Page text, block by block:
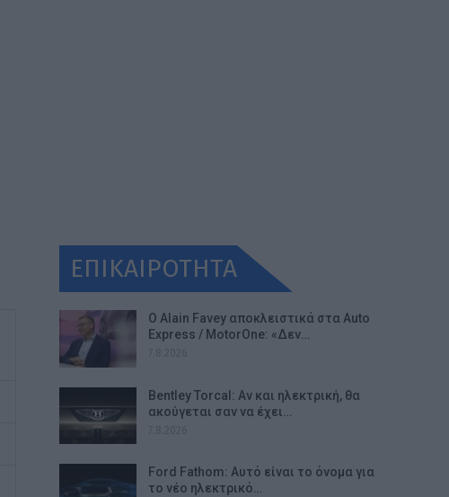
ΕΠΙΚΑΙΡΟΤΗΤΑ
Ο Alain Favey αποκλειστικά στα Auto
Express / MotorOne: «Δεν…
Bentley Torcal: Αν και ηλεκτρική, θα
ακούγεται σαν να έχει…
Ford Fathom: Αυτό είναι το όνομα για
το νέο ηλεκτρικό…